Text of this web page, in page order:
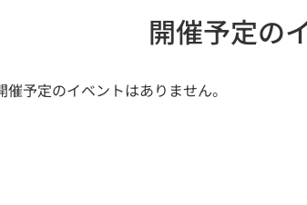
開催予定の
催予定のイベントはありません。